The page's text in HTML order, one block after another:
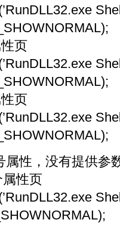
页
页
，没有提供参数
属性页